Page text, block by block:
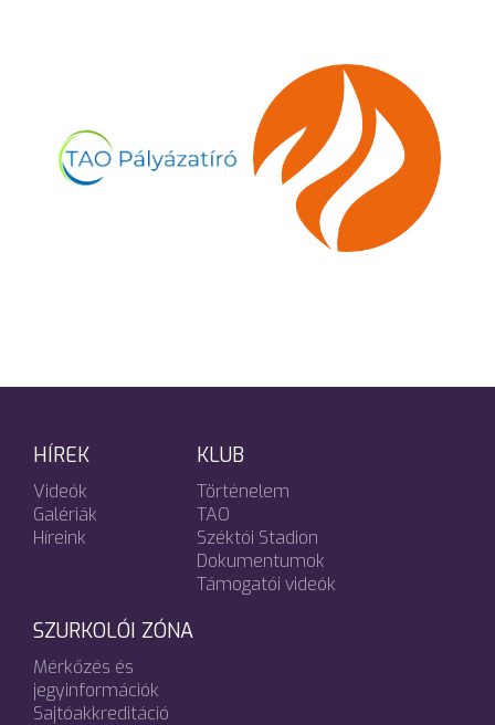
HÍREK
Videók
Galériák
Híreink
KLUB
Történelem
TAO
Széktói Stadion
Dokumentumok
Támogatói videók
SZURKOLÓI ZÓNA
Mérkőzés és
jegyinformációk
Sajtóakkreditáció